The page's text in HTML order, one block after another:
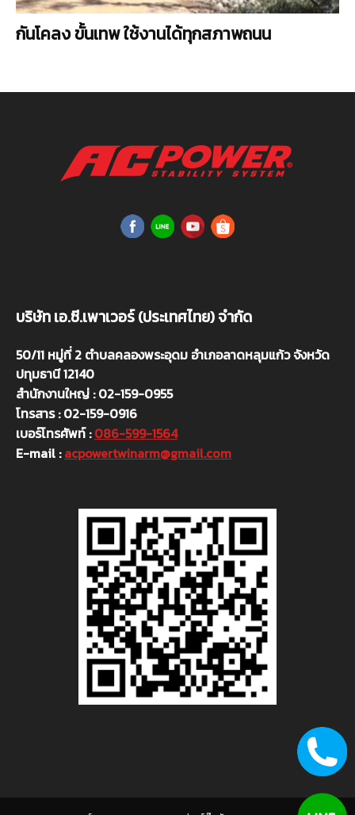
กันโคลง ขั้นเทพ ใช้งานได้ทุกสภาพถนน
บริษัท เอ.ซี.เพาเวอร์ (ประเทศไทย) จำกัด
50/11 หมู่ที่ 2 ตำบลคลองพระอุดม อำเภอลาดหลุมแก้ว จังหวัด
ปทุมธานี 12140
สำนักงานใหญ่ : 02-159-0955
โทรสาร : 02-159-0916
เบอร์โทรศัพท์ :086-599-1564
E-mail :acpowertwinarm@gmail.com